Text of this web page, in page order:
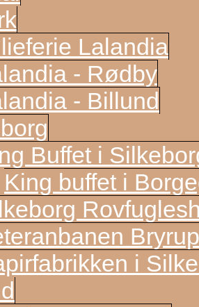
Lalandia
- Rødby
- Billund
Buffet i
King buffet i
i